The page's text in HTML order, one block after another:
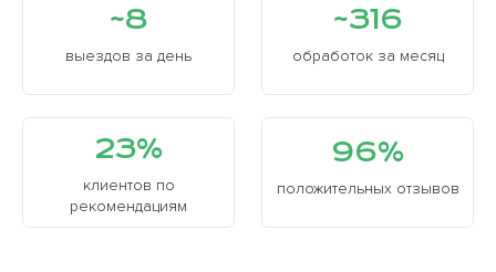
проводятся с учетом особенностей каждого
городской транспорт. Мы применяем разные
способы обработки, включая инсектоакарицидную
вредных насекомых.
Соблюдение норм. Наши эксперты строго
следуют эпидемиологическим нормам стараясь
защищать вас, обеспечивая санитарную
безопасность. Передаем в распоряжение все
~8
выездов за день
~316
обработок за месяц
23%
клиентов по
рекомендациям
96%
положительных отзывов